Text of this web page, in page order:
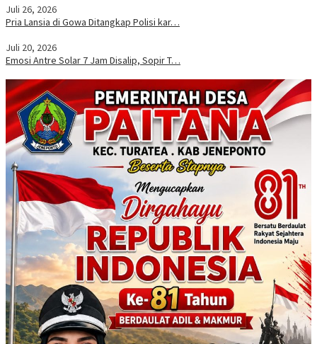
Juli 26, 2026
Pria Lansia di Gowa Ditangkap Polisi kar…
Juli 20, 2026
Emosi Antre Solar 7 Jam Disalip, Sopir T…